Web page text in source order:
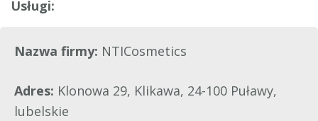
Nazwa firmy: NTICosmetics
Adres: Klonowa 29, Klikawa, 24-100 Puławy,
lubelskie